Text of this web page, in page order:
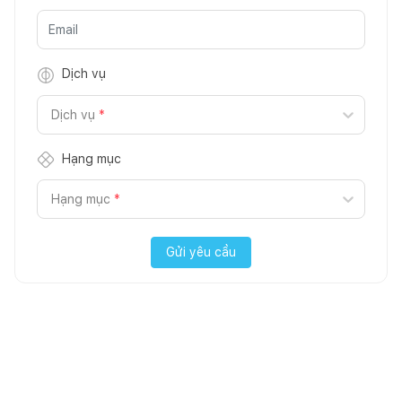
Dịch vụ
Dịch vụ *
Hạng mục
Hạng mục *
Gửi yêu cầu